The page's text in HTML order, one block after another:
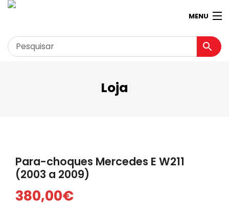
MENU
Garagem
Loja Virtual 360º
Loja
Para-choques Mercedes E W211
(2003 a 2009)
380,00€